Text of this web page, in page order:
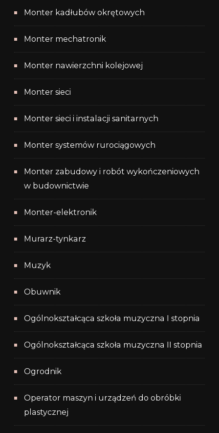
Monter kadłubów okrętowych
Monter mechatronik
Monter nawierzchni kolejowej
Monter sieci
Monter sieci i instalacji sanitarnych
Monter systemów rurociągowych
Monter zabudowy i robót wykończeniowych
w budownictwie
Monter-elektronik
Murarz-tynkarz
Muzyk
Obuwnik
Ogólnokształcąca szkoła muzyczna I stopnia
Ogólnokształcąca szkoła muzyczna II stopnia
Ogrodnik
Operator maszyn i urządzeń do obróbki
plastycznej